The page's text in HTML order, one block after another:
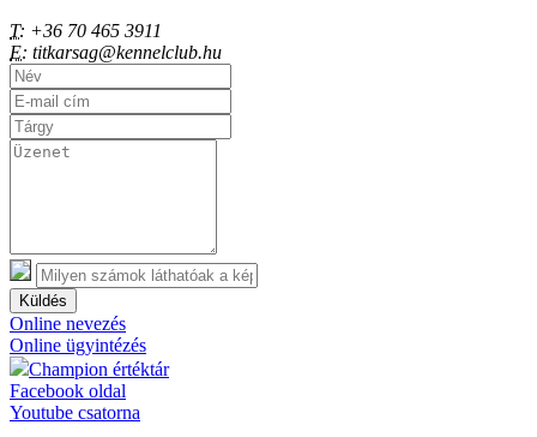
T: +36 70 465 3911
E: titkarsag@kennelclub.hu
Küldés
Online nevezés
Online ügyintézés
Champion értéktár
Facebook oldal
Youtube csatorna